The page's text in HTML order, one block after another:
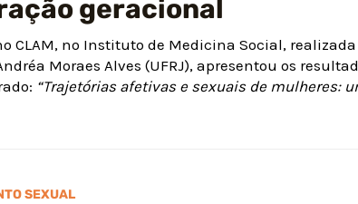
geracional
CLAM, no Instituto de Medicina Social,
Moraes Alves (UFRJ), apresentou os
“Trajetórias afetivas e sexuais de mulheres:
SEXUAL